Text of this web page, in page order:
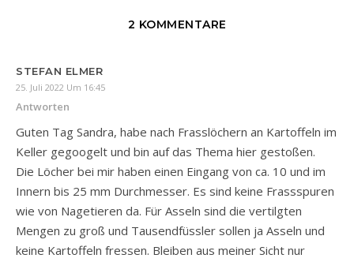
2 KOMMENTARE
STEFAN ELMER
25. Juli 2022 Um 16:45
Antworten
Guten Tag Sandra, habe nach Frasslöchern an Kartoffeln im
Keller gegoogelt und bin auf das Thema hier gestoßen.
Die Löcher bei mir haben einen Eingang von ca. 10 und im
Innern bis 25 mm Durchmesser. Es sind keine Frassspuren
wie von Nagetieren da. Für Asseln sind die vertilgten
Mengen zu groß und Tausendfüssler sollen ja Asseln und
keine Kartoffeln fressen. Bleiben aus meiner Sicht nur